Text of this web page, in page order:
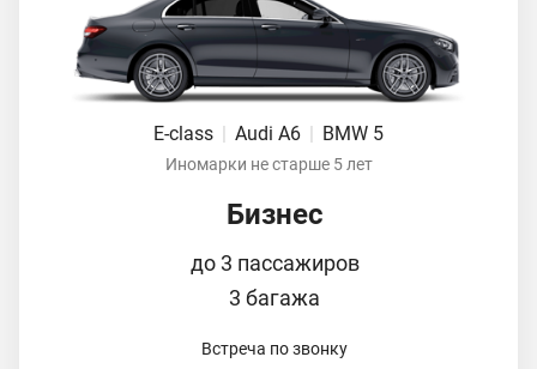
E-class | Audi A6 | BMW 5
Иномарки не старше 5 лет
Бизнес
до 3 пассажиров
3 багажа
Встреча по звонку